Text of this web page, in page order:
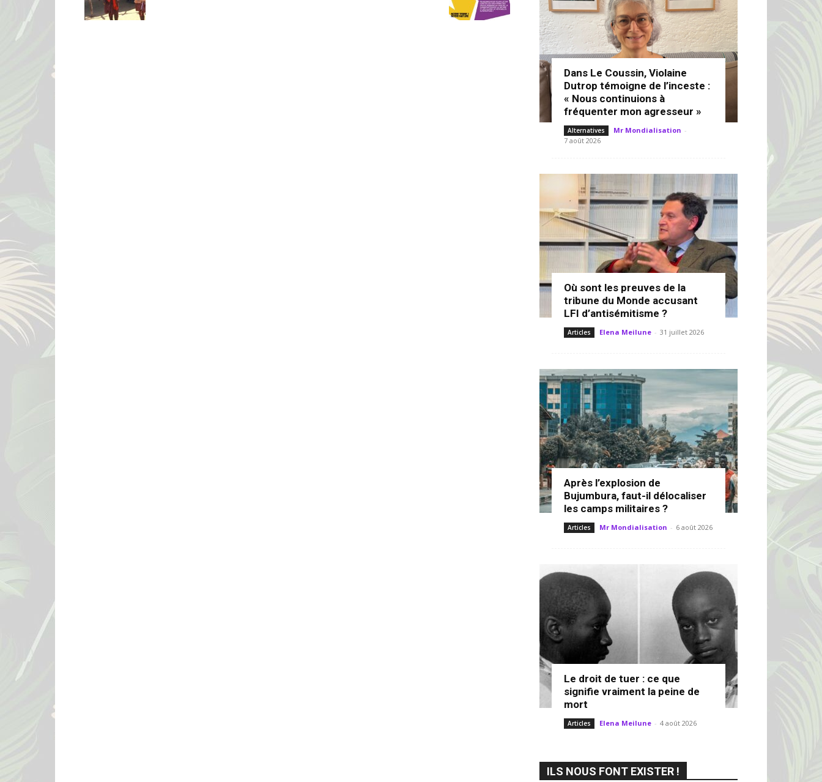
Dans Le Coussin, Violaine
Dutrop témoigne de l’inceste :
« Nous continuions à
fréquenter mon agresseur »
Alternatives Mr Mondialisation -
7 août 2026
Où sont les preuves de la
tribune du Monde accusant
LFI d’antisémitisme ?
Articles Elena Meilune - 31 juillet 2026
Après l’explosion de
Bujumbura, faut-il délocaliser
les camps militaires ?
Articles Mr Mondialisation - 6 août 2026
Le droit de tuer : ce que
signifie vraiment la peine de
mort
Articles Elena Meilune - 4 août 2026
ILS NOUS FONT EXISTER !